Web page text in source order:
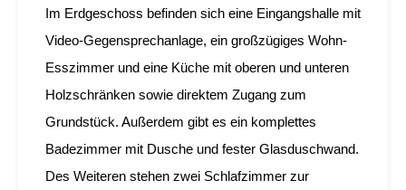
Im Erdgeschoss befinden sich eine Eingangshalle mit
Video-Gegensprechanlage, ein großzügiges Wohn-
Esszimmer und eine Küche mit oberen und unteren
Holzschränken sowie direktem Zugang zum
Grundstück. Außerdem gibt es ein komplettes
Badezimmer mit Dusche und fester Glasduschwand.
Des Weiteren stehen zwei Schlafzimmer zur